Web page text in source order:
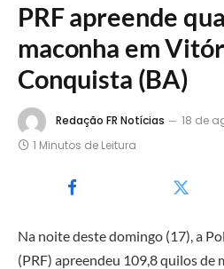
PRF apreende
maconha em
Conquista (BA)
Redação FR Notícias
18 de
1 Minutos de Leitura
Na noite deste domingo (17), a
(PRF) apreendeu 109,8 quilos de